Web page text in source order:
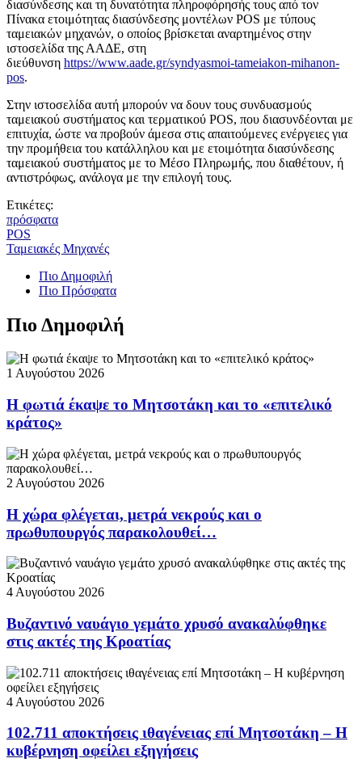
διασύνδεσης και τη δυνατότητα πληροφόρησής τους από τον
Πίνακα ετοιμότητας διασύνδεσης μοντέλων POS με τύπους
ταμειακών μηχανών, ο οποίος βρίσκεται αναρτημένος στην
ιστοσελίδα της ΑΑΔΕ, στη
διεύθυνση https://www.aade.gr/syndyasmoi-tameiakon-mihanon-
pos.
Στην ιστοσελίδα αυτή μπορούν να δουν τους συνδυασμούς
ταμειακού συστήματος και τερματικού POS, που διασυνδέονται με
επιτυχία, ώστε να προβούν άμεσα στις απαιτούμενες ενέργειες για
την προμήθεια του κατάλληλου και με ετοιμότητα διασύνδεσης
ταμειακού συστήματος με το Μέσο Πληρωμής, που διαθέτουν, ή
αντιστρόφως, ανάλογα με την επιλογή τους.
Ετικέτες:
πρόσφατα
POS
Ταμειακές Μηχανές
Πιο Δημοφιλή
Πιο Πρόσφατα
Πιο Δημοφιλή
1 Αυγούστου 2026
Η φωτιά έκαψε το Μητσοτάκη και το «επιτελικό
κράτος»
2 Αυγούστου 2026
Η χώρα φλέγεται, μετρά νεκρούς και ο
πρωθυπουργός παρακολουθεί…
4 Αυγούστου 2026
Βυζαντινό ναυάγιο γεμάτο χρυσό ανακαλύφθηκε
στις ακτές της Κροατίας
4 Αυγούστου 2026
102.711 αποκτήσεις ιθαγένειας επί Μητσοτάκη – Η
κυβέρνηση οφείλει εξηγήσεις